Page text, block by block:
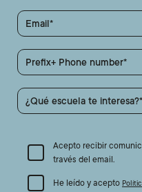
Email
Prefix+ Phone number
¿Qué escuela te interesa?
Acepto recibir
través del email.
He leído y acepto